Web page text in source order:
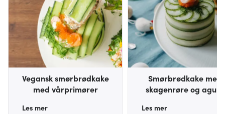
Vegansk smørbrødkake
med vårprimører
Les mer
Smørbrødkake med
skagenrøre og agurk
Les mer